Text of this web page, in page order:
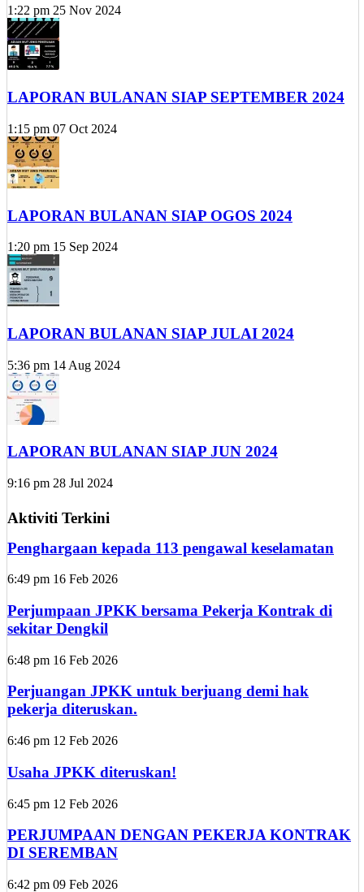
1:22 pm 25 Nov 2024
LAPORAN BULANAN SIAP SEPTEMBER 2024
1:15 pm 07 Oct 2024
LAPORAN BULANAN SIAP OGOS 2024
1:20 pm 15 Sep 2024
LAPORAN BULANAN SIAP JULAI 2024
5:36 pm 14 Aug 2024
LAPORAN BULANAN SIAP JUN 2024
9:16 pm 28 Jul 2024
Aktiviti Terkini
Penghargaan kepada 113 pengawal keselamatan
6:49 pm 16 Feb 2026
Perjumpaan JPKK bersama Pekerja Kontrak di
sekitar Dengkil
6:48 pm 16 Feb 2026
Perjuangan JPKK untuk berjuang demi hak
pekerja diteruskan.
6:46 pm 12 Feb 2026
Usaha JPKK diteruskan!
6:45 pm 12 Feb 2026
PERJUMPAAN DENGAN PEKERJA KONTRAK
DI SEREMBAN
6:42 pm 09 Feb 2026